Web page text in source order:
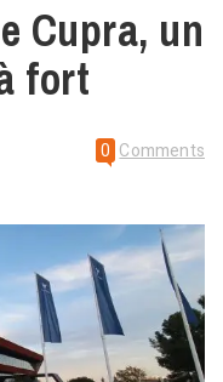
Cupra, un
fort
0 Comments